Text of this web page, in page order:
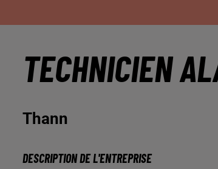
TECHNICIEN
Thann
DESCRIPTION DE L'ENTREPRISE